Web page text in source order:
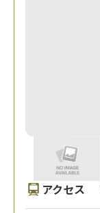
アクセス